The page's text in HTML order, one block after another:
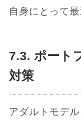
自身にとって
7.3. ポート
対策
アダルトモデ